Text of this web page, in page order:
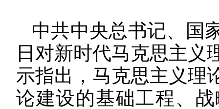
中共中央总书记、国
日对新时代马克思主义
示指出，马克思主义理
论建设的基础工程、